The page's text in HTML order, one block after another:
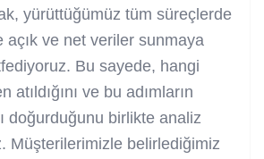
yürüttüğümüz tüm süreçlerde
açık ve net veriler sunmaya
Bu sayede, hangi
atıldığını ve bu adımların
doğurduğunu birlikte analiz
Müşterilerimizle belirlediğimiz